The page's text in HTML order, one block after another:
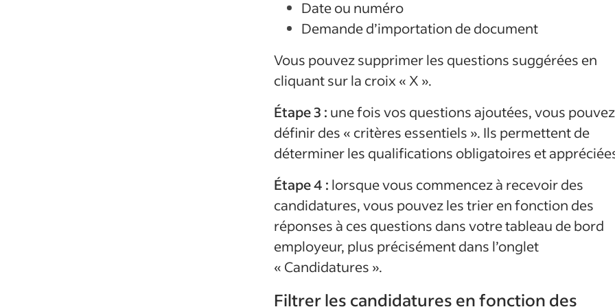
Date ou numéro
Demande d’importation de document
Vous pouvez supprimer les questions suggérées en
cliquant sur la croix « X ».
Étape 3 : une fois vos questions ajoutées, vous pouvez
définir des « critères essentiels ». Ils permettent de
déterminer les qualifications obligatoires et
Étape 4 : lorsque vous commencez à recevoir des
candidatures, vous pouvez les trier en fonction des
réponses à ces questions dans votre tableau de bord
employeur, plus précisément dans l’onglet
« Candidatures ».
Filtrer les candidatures en fonction des